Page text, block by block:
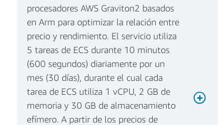
Cargos mensuales por memoria
procesadores AWS Graviton2 basados
en Arm para optimizar la relación entre
precio y rendimiento. El servicio utiliza
5 tareas de ECS durante 10 minutos
(600 segundos) diariamente por un
mes (30 días), durante el cual cada
tarea de ECS utiliza 1 vCPU, 2 GB de
memoria y 30 GB de almacenamiento
efímero. A partir de los precios de